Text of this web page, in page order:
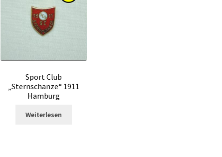
Sport Club
„Sternschanze“ 1911
Hamburg
Weiterlesen